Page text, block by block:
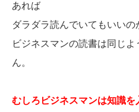
あれば
ダラダラ読んでいてもいいの
ビジネスマンの読書は同じ
ん。
むしろビジネスマンは知識を